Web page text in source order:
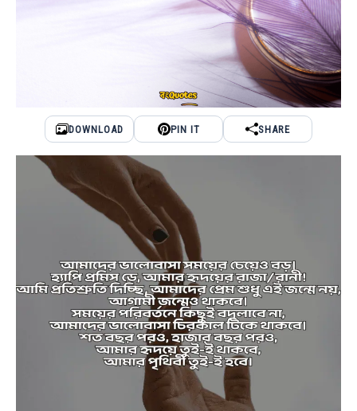
DOWNLOAD PIN IT SHARE